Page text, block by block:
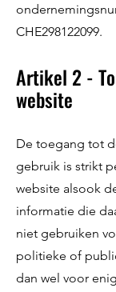
CHE298122099.
Artikel 2 -
website
De toegang tot
gebruik is strikt
website alsook
informatie die
niet gebruiken
politieke of
dan wel voor